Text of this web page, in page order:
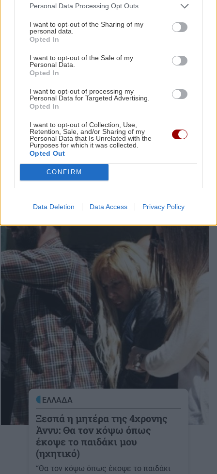
Personal Data Processing Opt Outs
I want to opt-out of the Sharing of my
personal data.
Opted In
I want to opt-out of the Sale of my
Personal Data.
Opted In
I want to opt-out of processing my
Personal Data for Targeted Advertising.
Opted In
I want to opt-out of Collection, Use,
Retention, Sale, and/or Sharing of my
Personal Data that Is Unrelated with the
Purposes for which it was collected.
Opted Out
CONFIRM
Data Deletion Data Access Privacy Policy
Στην ανακρίτρια σήμερα η
μητέρα της αδικοχαμένης
Άννυ
Υπόθεση Άννυ: Στην
απομόνωση των φυλακών
20:59 | 06/05/2015
ΕΛΛΑΔΑ
ειδήσεων σε βάρος της
"ψυχιάτρου"
ΕΛΛΑΔΑ
Ξεσπά η μητέρα της 4χρονης
Άννυ: Θα τον κόψω όπως
έκοψε το παιδάκι μου
(ηχητικό)
“Θα τον κόψω όπως έκοψε το παιδάκι